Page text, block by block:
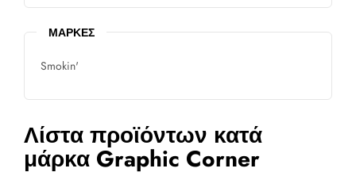
ΜΆΡΚΕΣ
Smokin'
Λίστα προϊόντων κατά
μάρκα Graphic Corner